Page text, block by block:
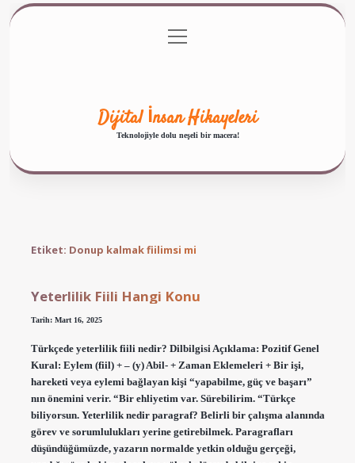
Gizlilik Politikası
menüyü
aç
Dijital İnsan Hikayeleri
Teknolojiyle dolu neşeli bir macera!
Etiket: Donup kalmak fiilimsi mi
Yeterlilik Fiili Hangi Konu
Tarih: Mart 16, 2025
Türkçede yeterlilik fiili nedir? Dilbilgisi Açıklama: Pozitif Genel
Kural: Eylem (fiil) + – (y) Abil- + Zaman Eklemeleri + Bir işi,
hareketi veya eylemi bağlayan kişi “yapabilme, güç ve başarı”
nın önemini verir. “Bir ehliyetim var. Sürebilirim. “Türkçe
biliyorsun. Yeterlilik nedir paragraf? Belirli bir çalışma alanında
görev ve sorumlulukları yerine getirebilmek. Paragrafları
düşündüğümüzde, yazarın normalde yetkin olduğu gerçeği,